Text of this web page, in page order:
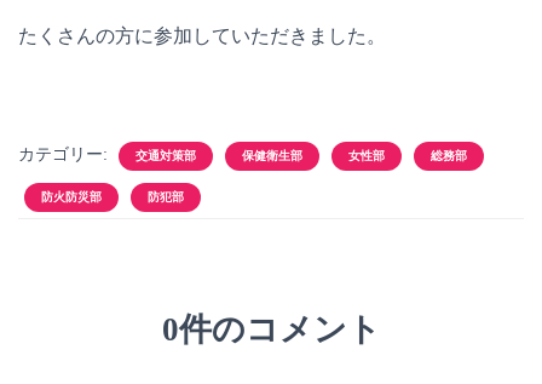
たくさんの方に参加していただきました。
カテゴリー: 交通対策部 保健衛生部 女性部 総務部
防火防災部 防犯部
0件のコメント